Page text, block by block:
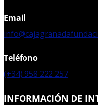
Email
Teléfono
(+34) 958 222 257
INFORMACIÓN DE